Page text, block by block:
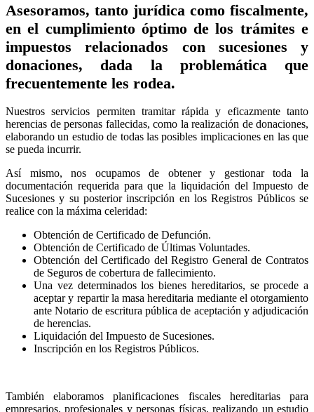
Asesoramos, tanto jurídica como fiscalmente,
en el cumplimiento óptimo de los trámites e
impuestos relacionados con sucesiones y
donaciones, dada la problemática que
frecuentemente les rodea.
Nuestros servicios permiten tramitar rápida y eficazmente tanto
herencias de personas fallecidas, como la realización de donaciones,
elaborando un estudio de todas las posibles implicaciones en las que
se pueda incurrir.
Así mismo, nos ocupamos de obtener y gestionar toda la
documentación requerida para que la liquidación del Impuesto de
Sucesiones y su posterior inscripción en los Registros Públicos se
realice con la máxima celeridad:
Obtención de Certificado de Defunción.
Obtención de Certificado de Últimas Voluntades.
Obtención del Certificado del Registro General de Contratos
de Seguros de cobertura de fallecimiento.
Una vez determinados los bienes hereditarios, se procede a
aceptar y repartir la masa hereditaria mediante el otorgamiento
ante Notario de escritura pública de aceptación y adjudicación
de herencias.
Liquidación del Impuesto de Sucesiones.
Inscripción en los Registros Públicos.
También elaboramos planificaciones fiscales hereditarias para
empresarios, profesionales y personas físicas, realizando un estudio